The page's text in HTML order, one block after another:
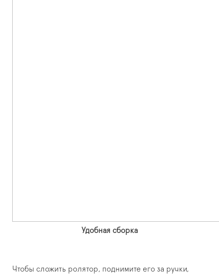
Удобная сборка
Чтобы сложить ролятор, поднимите его за ручки,